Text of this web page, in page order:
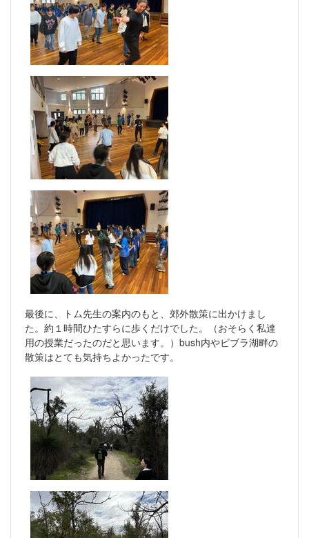
最後に、トム先生の案内のもと、郊外散策に出かけまし
た。約１時間ひたすらに歩くだけでした。（おそらく私達
用の授業だったのだと思います。）bush内やビブラ湖畔の
散策はとても気持ちよかったです。